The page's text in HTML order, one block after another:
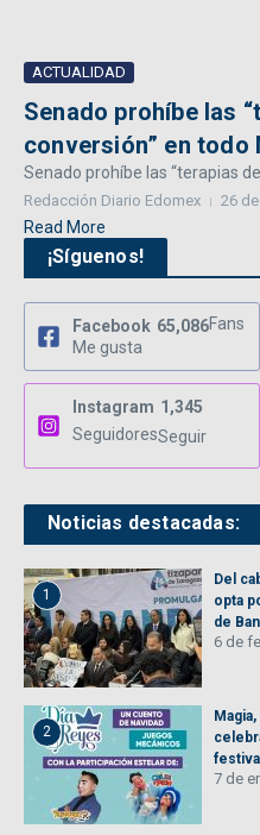
ACTUALIDAD
Senado prohíbe las
conversión” en todo
Senado prohíbe las “terapias
Redacción Diario Edomex 26
Read More
¡Síguenos!
Facebook 65,086Fans
Me gusta
Instagram 1,345
SeguidoresSeguir
Noticias destacadas:
1
Del
opta
de
6 de
2
7 de